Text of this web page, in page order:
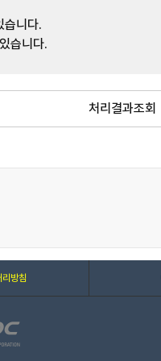
습니다.
습니다.
처리결과조회
방침